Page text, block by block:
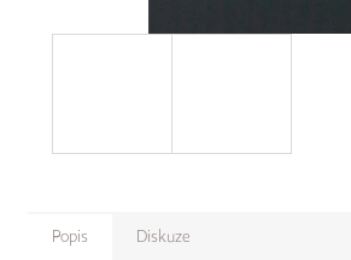
Popis Diskuze